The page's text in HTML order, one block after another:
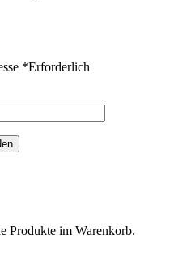
*Erforderlich
Produkte im Warenkorb.